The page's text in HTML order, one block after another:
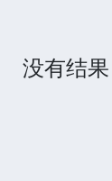
没有结果